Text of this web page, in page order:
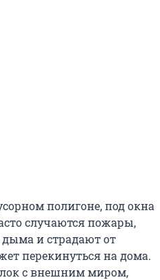
полигоне, под окна
случаются пожары,
и страдают от
перекинуться на дома.
с внешним миром,